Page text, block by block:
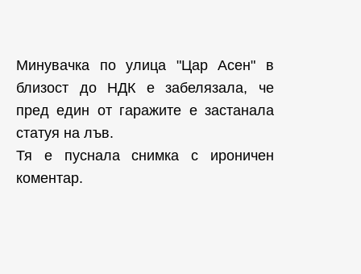
Минувачка по улица "Цар Асен" в
близост до НДК е забелязала, че
пред един от гаражите е застанала
статуя на лъв.
Тя е пуснала снимка с ироничен
коментар.